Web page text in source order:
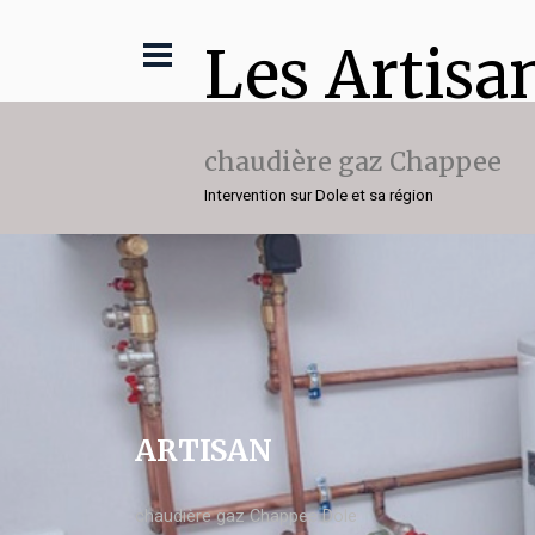
Les
chaudière gaz Chappee
Intervention sur Dole et sa région
ARTISAN
chaudière gaz Chappee Dole